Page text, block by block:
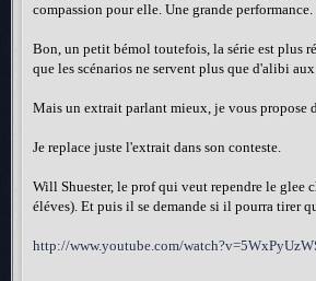
compassion pour elle. Une grande performance.
Bon, un petit bémol toutefois, la série est plus
que les scénarios ne servent plus que d'alibi
Mais un extrait parlant mieux, je vous propose
Je replace juste l'extrait dans son conteste.
Will Shuester, le prof qui veut rependre le glee
éléves). Et puis il se demande si il pourra tirer
http://www.youtube.com/